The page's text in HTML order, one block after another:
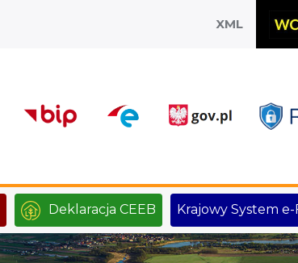
XML
Deklaracja CEEB Krajowy System